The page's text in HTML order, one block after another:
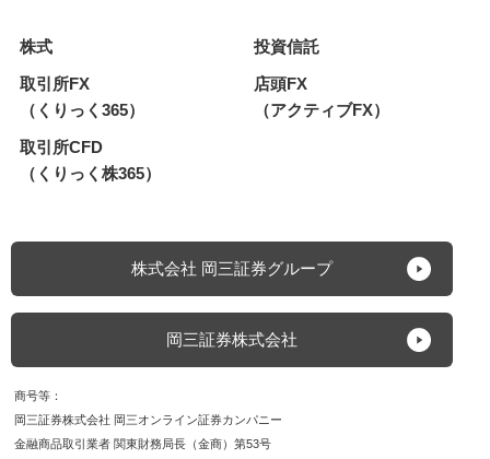
株式
投資信託
取引所FX
（くりっく365）
店頭FX
（アクティブFX）
取引所CFD
（くりっく株365）
株式会社 岡三証券グループ
岡三証券株式会社
商号等
岡三証券株式会社 岡三オンライン証券カンパニー
金融商品取引業者 関東財務局長（金商）第53号